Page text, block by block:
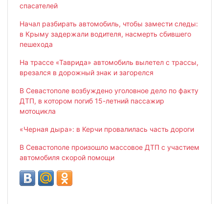
спасателей
Начал разбирать автомобиль, чтобы замести следы:
в Крыму задержали водителя, насмерть сбившего
пешехода
На трассе «Таврида» автомобиль вылетел с трассы,
врезался в дорожный знак и загорелся
В Севастополе возбуждено уголовное дело по факту
ДТП, в котором погиб 15-летний пассажир
мотоцикла
«Черная дыра»: в Керчи провалилась часть дороги
В Севастополе произошло массовое ДТП с участием
автомобиля скорой помощи